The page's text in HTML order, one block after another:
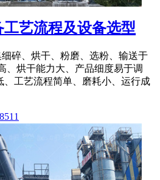
艺流程及设备选型
碎、烘干、粉磨、选粉、输送于
、烘干能力大、产品细度易于调
、工艺流程简单、磨耗小、运行成